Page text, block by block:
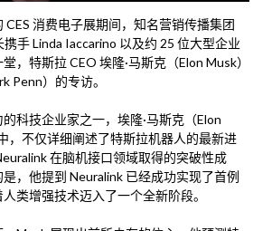
CES 消费电子展期间，知名营销传播集团
手 Linda Iaccarino 以及约 25 位大型企业
，特斯拉 CEO 埃隆·马斯克（Elon Musk）
Penn）的专访。
科技企业家之一，埃隆·马斯克（Elon
，不仅详细阐述了特斯拉机器人的最新进
在脑机接口领域取得的突破性成
，他提到 Neuralink 已经成功实现了首例
类增强技术迈入了一个全新阶段。